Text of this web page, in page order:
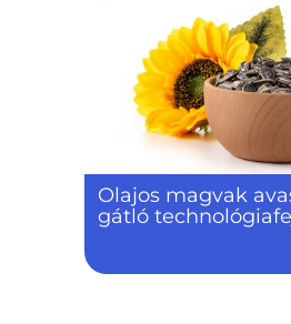
Olajos magvak
gátló